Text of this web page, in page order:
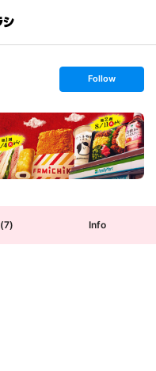
s
t
o
l
l
o
w
Follow
(7) Info